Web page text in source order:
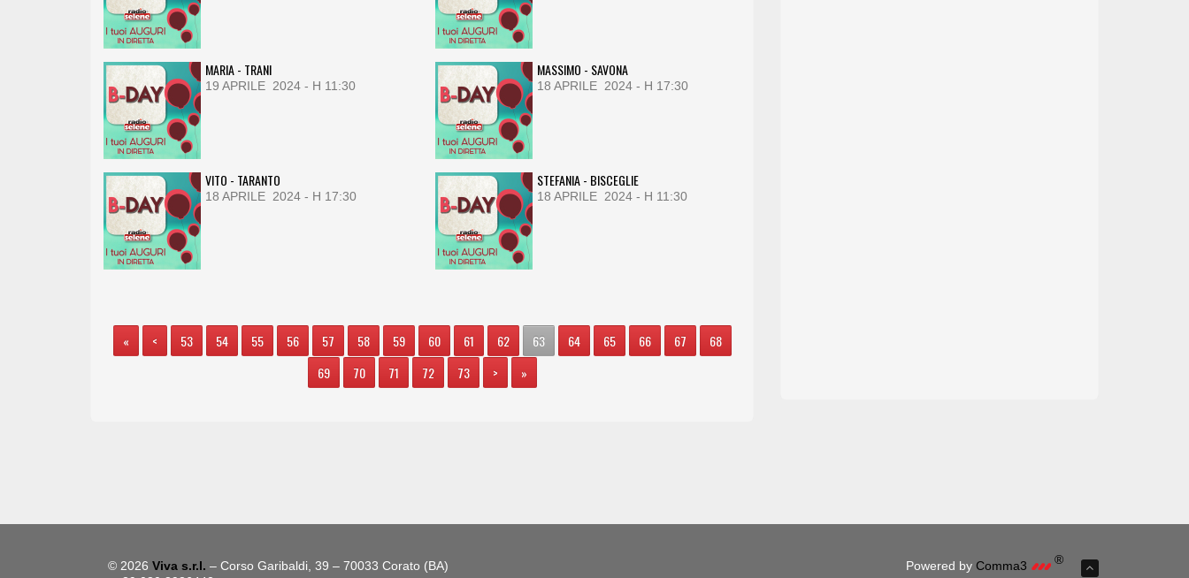
MARIA - TRANI
19 APRILE 2024 - H 11:30
MASSIMO - SAVONA
18 APRILE 2024 - H 17:30
VITO - TARANTO
18 APRILE 2024 - H 17:30
STEFANIA - BISCEGLIE
18 APRILE 2024 - H 11:30
« < 53 54 55 56 57 58 59 60 61 62 63 64 65 66 67
68
69
70 71 72 73 > »
© 2026 Viva s.r.l. – Corso Garibaldi, 39 – 70033 Corato (BA)
Powered by Comma3 ®